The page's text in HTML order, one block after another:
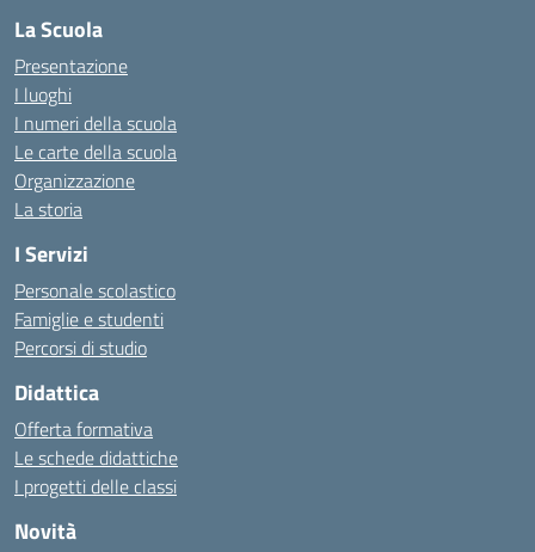
La Scuola
Presentazione
I luoghi
I numeri della scuola
Le carte della scuola
Organizzazione
La storia
I Servizi
Personale scolastico
Famiglie e studenti
Percorsi di studio
Didattica
Offerta formativa
Le schede didattiche
I progetti delle classi
Novità